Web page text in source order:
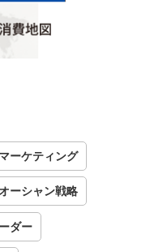
ーケティング
ーシャン戦略
ダー